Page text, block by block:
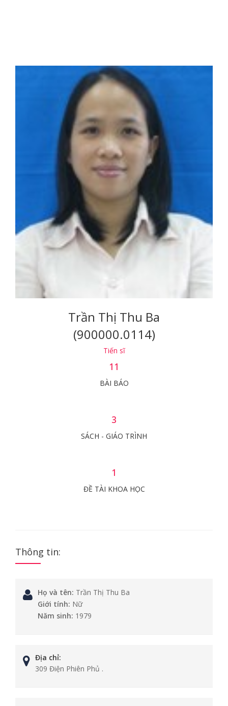
Trần Thị Thu Ba
(900000.0114)
Tiến sĩ
11
BÀI BÁO
3
SÁCH - GIÁO TRÌNH
1
ĐỀ TÀI KHOA HỌC
Thông tin:
Họ và tên: Trần Thị Thu Ba
Giới tính: Nữ
Năm sinh: 1979
Địa chỉ:
309 Điện Phiên Phủ .